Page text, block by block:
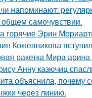
напоминают:
самочувствии.
горячие Эрин
Кожевникова
ракетка Мира
Анну казючиц
объяснила, почему
через линию.